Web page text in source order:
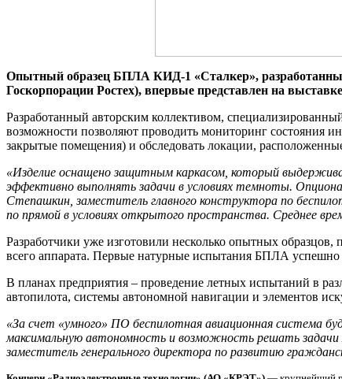
Опытный образец БПЛА КИД-1 «Сталкер»,
Госкорпорации Ростех), впервые представлен на
Разработанный авторским коллективом,
возможности позволяют проводить мониторинг состояния
закрытые помещения) и обследовать локации,
«Изделие оснащено защитным каркасом, который
эффективно выполнять задачи в условиях темноты.
Степашкин, заместитель главного конструктора по
по прямой в условиях открытого пространства. Среднее
Разработчики уже изготовили несколько опытных
всего аппарата. Первые натурные испытания БПЛА
В планах предприятия – проведение летных испытаний в
автопилота, системы автономной навигации и элементов
«За счет «умного» ПО беспилотная авиационная система
максимальную автономность и возможность решать
заместитель генерального директора по развитию